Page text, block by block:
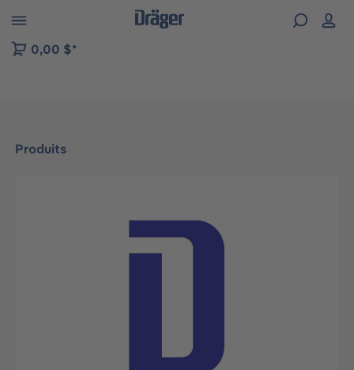
to B2B platform navigation
0,00 $*
Produits
Ignorer la galerie d'images